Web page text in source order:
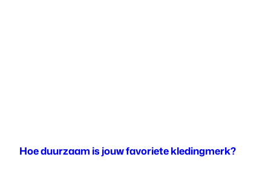
Hoe duurzaam is jouw favoriete kledingmerk?